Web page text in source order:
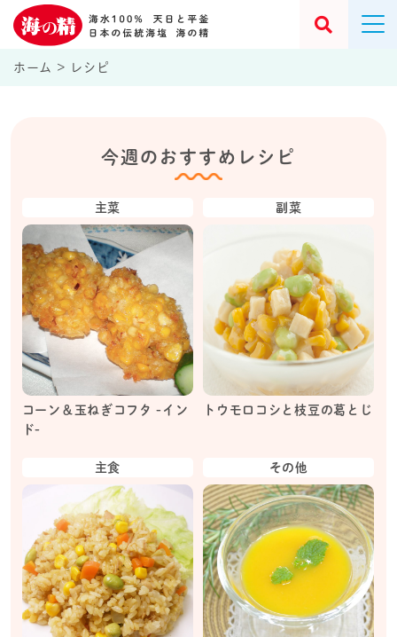
ホーム > レシピ
今週のおすすめレシピ
主菜
コーン＆玉ねぎコフタ -イン
ド-
副菜
トウモロコシと枝豆の葛とじ
主食 その他